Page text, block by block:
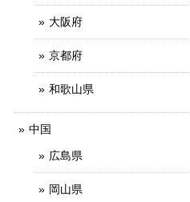
大阪府
京都府
和歌山県
中国
広島県
岡山県